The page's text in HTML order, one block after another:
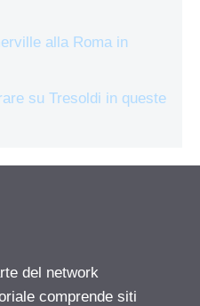
alla Roma in
su Tresoldi in queste
del network
comprende siti